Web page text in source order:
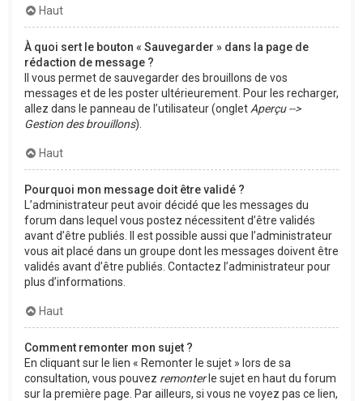
Haut
À quoi sert le bouton « Sauvegarder » dans la page de
rédaction de message ?
Il vous permet de sauvegarder des brouillons de vos
messages et de les poster ultérieurement. Pour les recharger,
allez dans le panneau de l’utilisateur (onglet Aperçu -->
Gestion des brouillons).
Haut
Pourquoi mon message doit être validé ?
L’administrateur peut avoir décidé que les messages du
forum dans lequel vous postez nécessitent d’être validés
avant d’être publiés. Il est possible aussi que l’administrateur
vous ait placé dans un groupe dont les messages doivent être
validés avant d’être publiés. Contactez l’administrateur pour
plus d’informations.
Haut
Comment remonter mon sujet ?
En cliquant sur le lien « Remonter le sujet » lors de sa
consultation, vous pouvez remonterle sujet en haut du forum
sur la première page. Par ailleurs, si vous ne voyez pas ce lien,